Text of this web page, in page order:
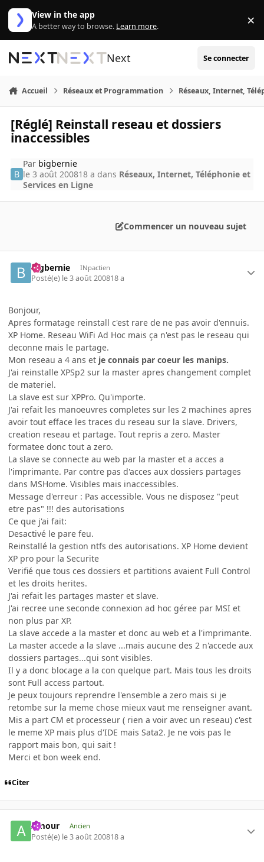
Aller au contenu
View in the app
A better way to browse. Learn more. ×
Next Se connecter
Accueil Réseaux et Programmation Réseaux, Internet,
[Réglé] Reinstall reseau et dossiers
inaccessibles
Par bigbernie
le 3 août 200818 a dans Réseaux, Internet, Téléphonie et
Services en Ligne
Commencer un nouveau sujet
bigbernie INpactien
Posté(e) le 3 août 200818 a
Bonjour,
Apres formatage reinstall c'est rare de ne pas avoir d'ennuis.
XP Home. Reseau WiFi Ad Hoc mais ça n'est pas le reseau qui
deconne mais le partage.
Mon reseau a 4 ans et je connais par coeur les manips.
J'ai reinstalle XPSp2 sur la master apres changement complet
de materiel.
La slave est sur XPPro. Qu'importe.
J'ai refait les manoeuvres completes sur les 2 machines apres
avoir tout efface les traces du reseau sur la slave. Drivers,
creation reseau et partage. Tout repris a zero. Master
formatee donc tout a zero.
La slave se connecte au web par la master et a acces a
l'imprimante. Par contre pas d'acces aux dossiers partages
dans MSHome. Visibles mais inaccessibles.
Message d'erreur : Pas accessible. Vous ne disposez "peut
etre pas" !!! des autorisations
Ce que j'ai fait:
Desactivé le pare feu.
Reinstallé la gestion ntfs des autorisations. XP Home devient
XP pro pour la Securite
Verifié que tous ces dossiers et partitions avaient Full Control
et les droits herites.
J'ai refait les partages master et slave.
J'ai recree une seconde connexion ad hoc géree par MSI et
non plus par XP.
La slave accede a la master et donc au web et a l'imprimante.
La master accede a la slave ...mais aucune des 2 n'accede aux
dossiers partages...qui sont visibles.
Il y a donc blocage a la con quelque part. Mais tous les droits
sont Full access partout.
Je peux toujours reprendre l'ensemble a zero mais si je
retombe sur la meme chose mieux vaut me renseigner avant.
Mis a part CM et processeur ( rien a voir avec un reseau) c'est
le meme XP mais plus d'IDE mais Sata2. Je ne vois pas le
rapport mais bon, qui sait !
Merci et bon week end.
Citer
Amour Ancien
Posté(e) le 3 août 200818 a